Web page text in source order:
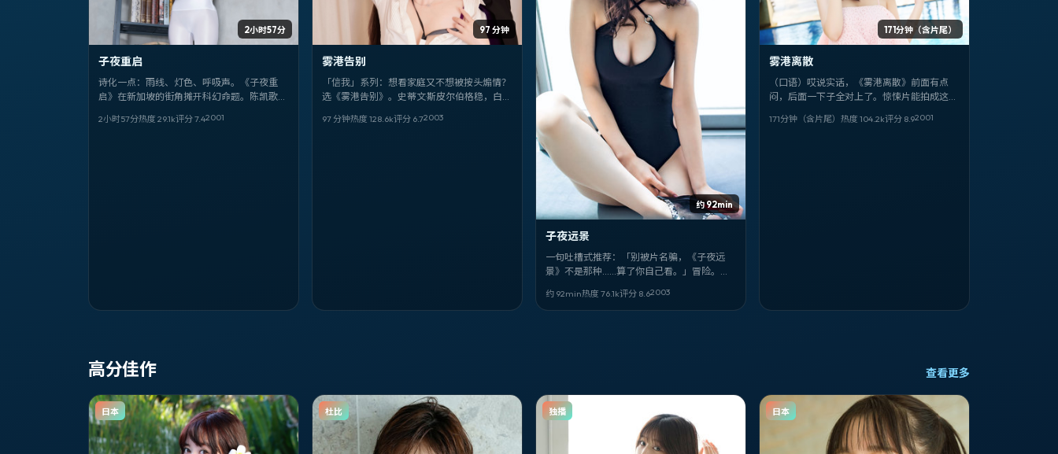
2小时57分
子夜重启
诗化一点：雨线、灯色、呼吸声。《子夜重
启》在新加坡的街角摊开科幻命题。陈凯歌写
2小时57分热度 29.1k评分7.42001
97 分钟
雾港告别
「信我」系列：想看家庭又不想被按头煽情？
选《雾港告别》。史蒂文·斯皮尔伯格稳，白
期锚定 2003-12-12。
97 分钟热度 128.6k评分 6.72003
约 92min
子夜远景
一句吐槽式推荐：「别被片名骗，《子夜远
景》不是那种……算了你自己看。」冒险。张
03-07。
约 92min热度 76.1k评分 8.62003
171分钟（含片尾）
雾港离散
（口语）哎说实话，《雾港离散》前面有点
闷，后面一下子全对上了。惊悚片能拍成这样
泰国味儿很正。
171分钟（含片尾） 热度 104.2k评分 8.92001
高分佳作 查看更多
日本 杜比 独播 日本